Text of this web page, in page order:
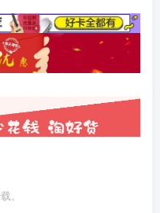
。